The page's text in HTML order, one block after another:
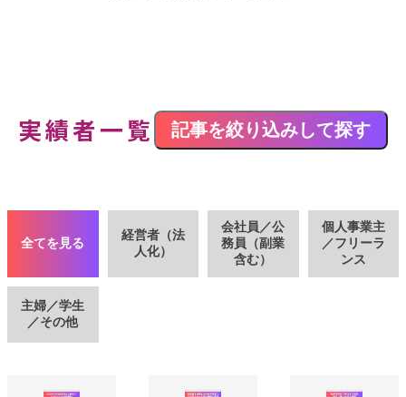
実績者一覧 記事を絞り込みして探す
全てを見る
経営者（法
人化）
会社員／公
務員（副業
含む）
個人事業主
／フリーラ
ンス
主婦／学生
／その他